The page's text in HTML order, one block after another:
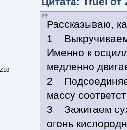
Рассказываю,
1. Выкручиваем
Именно к
медленно
2.
массу
3. Зажигаем
огонь